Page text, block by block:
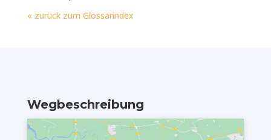
« zurück zum Glossarindex
Wegbeschreibung